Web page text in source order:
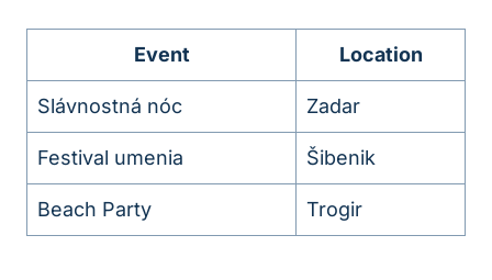
Event Location
Slávnostná nóc Zadar
Festival umenia Šibenik
Beach Party Trogir